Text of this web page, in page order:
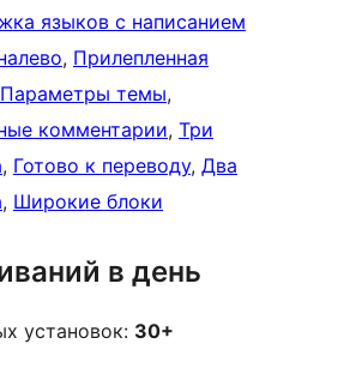
языков с написанием
, Прилепленная
Параметры темы
комментарии, Три
, Готово к переводу, Два
, Широкие блоки
в день
установок: 30+